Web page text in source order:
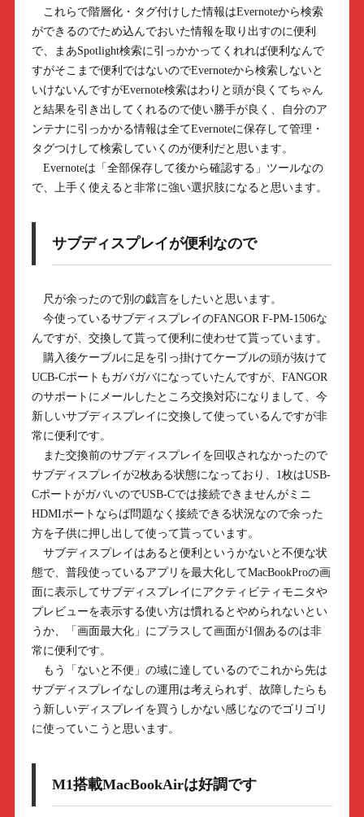
これらで階層化・タグ付けした情報はEvernoteから検索
ができるのでため込んでおいた情報を取り出すのに便利
で、まあSpotlight検索に引っかかってくれれば便利なんで
すがそこまで便利ではないのでEvernoteから検索しないと
いけないんですがEvernote検索はわりと頭が良くてちゃん
と結果を引き出してくれるので使い勝手が良く、自分のア
ンテナに引っかかる情報は全てEvernoteに保存して管理・
タグつけして検索していくのが便利だと思います。
Evernoteは「全部保存して後から確認する」ツールなの
で、上手く使えると非常に強い選択肢になると思います。
サブディスプレイが便利なので
尺が余ったので別の戯言をしたいと思います。
今使っているサブディスプレイのFANGOR F-PM-1506な
んですが、交換して貰って便利に使わせて貰っています。
購入後ケーブルに足を引っ掛けてケーブルの頭が抜けて
UCB-Cポートもガバガバになっていたんですが、FANGOR
のサポートにメールしたところ交換対応になりまして、今
新しいサブディスプレイに交換して使っているんですが非
常に便利です。
また交換前のサブディスプレイを回収されなかったので
サブディスプレイが2枚ある状態になっており、1枚はUSB-
CポートがガバいのでUSB-Cでは接続できませんがミニ
HDMIポートならば問題なく接続できる状況なので余った
方を子供に押し出して使って貰っています。
サブディスプレイはあると便利というかないと不便な状
態で、普段使っているアプリを最大化してMacBookProの画
面に表示してサブディスプレイにアクティビティモニタや
プレビューを表示する使い方は慣れるとやめられないとい
うか、「画面最大化」にプラスして画面が1個あるのは非
常に便利です。
もう「ないと不便」の域に達しているのでこれから先は
サブディスプレイなしの運用は考えられず、故障したらも
う新しいディスプレイを買うしかない感じなのでゴリゴリ
に使っていこうと思います。
M1搭載MacBookAirは好調です